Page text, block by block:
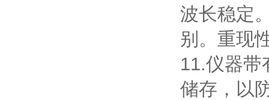
波长稳定
别。重现
11.仪器带
储存，以